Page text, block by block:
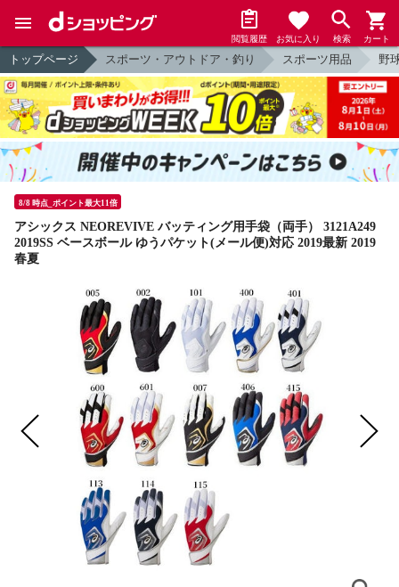
閲覧履歴 お気に入り 検索 カート
トップページ スポーツ・アウトドア・釣り スポーツ用品 野
8/8 時点_ポイント最大11倍
アシックス NEOREVIVE バッティング用手袋（両手） 3121A249
2019SS ベースボール ゆうパケット(メール便)対応 2019最新 2019
春夏